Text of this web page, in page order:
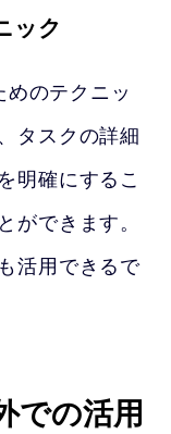
ック
のテクニッ
タスクの詳細
明確にするこ
ができます。
活用できるで
での活用